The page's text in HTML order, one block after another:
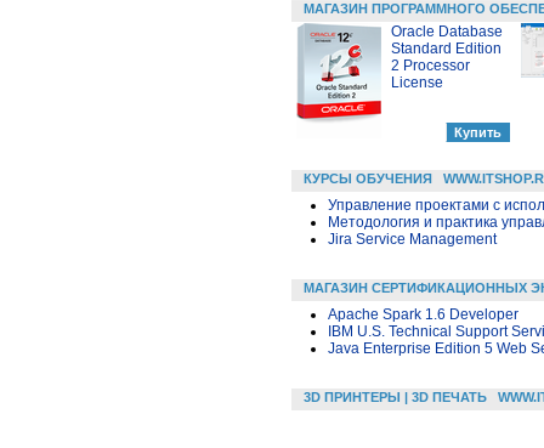
МАГАЗИН ПРОГРАММНОГО
Oracle Database
Standard Edition
2 Processor
License
КУРСЫ ОБУЧЕНИЯ
Управление проектами с
Методология и практика
Jira Service Management
МАГАЗИН СЕРТИФИКАЦИОННЫХ
Apache Spark 1.6 Developer
IBM U.S. Technical Support
Java Enterprise Edition 5 Web
3D ПРИНТЕРЫ | 3D ПЕЧАТЬ